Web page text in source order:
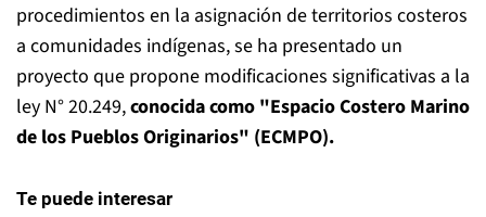
procedimientos en la asignación de territorios costeros
a comunidades indígenas, se ha presentado un
proyecto que propone modificaciones significativas a la
ley N° 20.249,conocida como "Espacio Costero Marino
de los Pueblos Originarios" (ECMPO).
Te puede interesar